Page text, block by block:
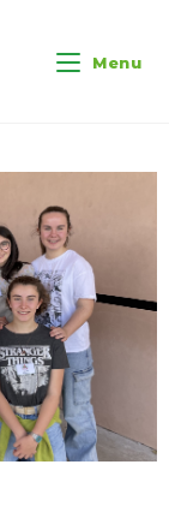
Menu